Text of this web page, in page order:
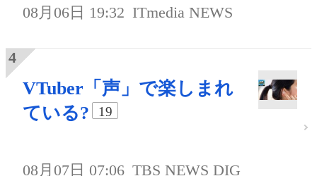
08月06日 19:32 ITmedia NEWS
VTuber「声」で楽しまれ
ている?
19
08月07日 07:06 TBS NEWS DIG